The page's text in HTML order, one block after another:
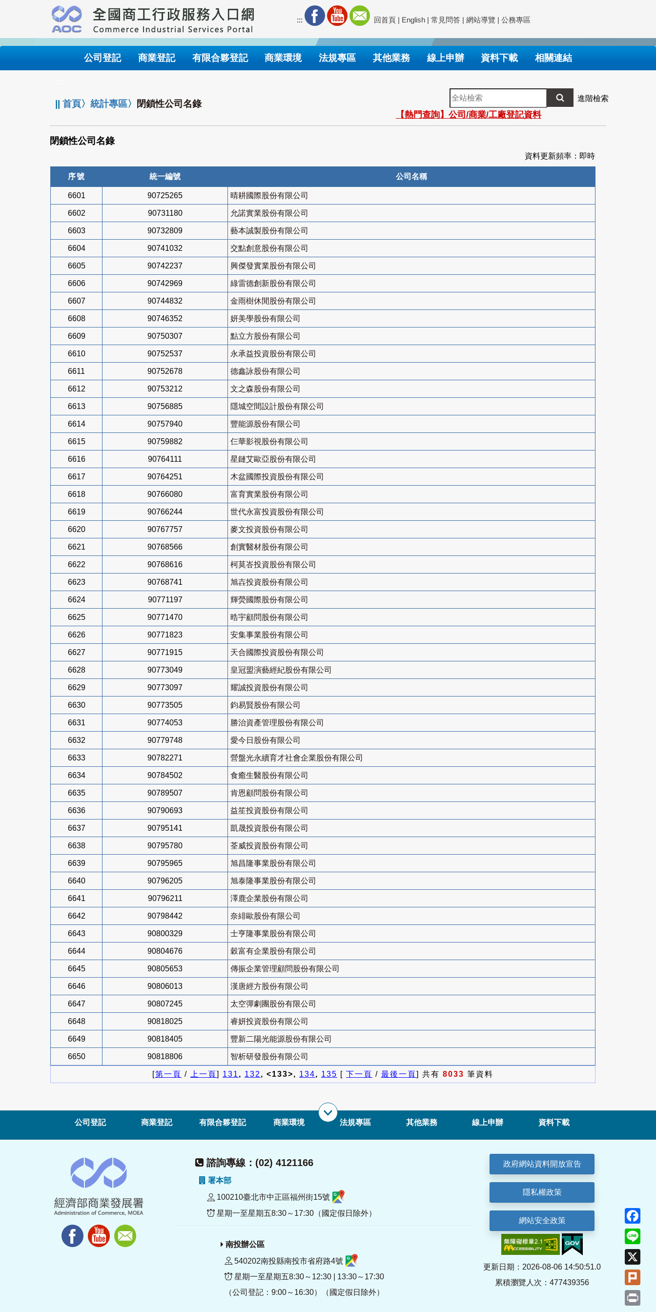
要
內
::: 回首頁 | English | 常見問答 | 網站導覽 | 公務專區
公司登記 商業登記 有限合夥登記 商業環境 法規專區 其他業務 線上申辦 資料下載 相關連結
||首頁〉統計專區〉 閉鎖性公司名錄
全
站
檢
索
進階檢索
【熱門查詢】公司/商業/工廠登記資料
閉鎖性公司名錄
資料更新頻率：即時
序號 統一編號 公司名稱
6601 90725265 晴耕國際股份有限公司
6602 90731180 允諾實業股份有限公司
6603 90732809 藝本誠製股份有限公司
6604 90741032 交點創意股份有限公司
6605 90742237 興傑發實業股份有限公司
6606 90742969 綠雷德創新股份有限公司
6607 90744832 金雨樹休閒股份有限公司
6608 90746352 妍美學股份有限公司
6609 90750307 點立方股份有限公司
6610 90752537 永承益投資股份有限公司
6611 90752678 德鑫詠股份有限公司
6612 90753212 文之森股份有限公司
6613 90756885 隱城空間設計股份有限公司
6614 90757940 豐能源股份有限公司
6615 90759882 仨華影視股份有限公司
6616 90764111 星鏈艾歐亞股份有限公司
6617 90764251 木盆國際投資股份有限公司
6618 90766080 富育實業股份有限公司
6619 90766244 世代永富投資股份有限公司
6620 90767757 麥文投資股份有限公司
6621 90768566 創實醫材股份有限公司
6622 90768616 柯莫峇投資股份有限公司
6623 90768741 旭壵投資股份有限公司
6624 90771197 輝熒國際股份有限公司
6625 90771470 晧宇顧問股份有限公司
6626 90771823 安集事業股份有限公司
6627 90771915 天合國際投資股份有限公司
6628 90773049 皇冠盟演藝經紀股份有限公司
6629 90773097 耀誠投資股份有限公司
6630 90773505 鈞易賢股份有限公司
6631 90774053 勝治資產管理股份有限公司
6632 90779748 愛今日股份有限公司
6633 90782271 營盤光永續育才社會企業股份有限公司
6634 90784502 食癒生醫股份有限公司
6635 90789507 肯恩顧問股份有限公司
6636 90790693 益笙投資股份有限公司
6637 90795141 凱晟投資股份有限公司
6638 90795780 荃威投資股份有限公司
6639 90795965 旭昌隆事業股份有限公司
6640 90796205 旭泰隆事業股份有限公司
6641 90796211 澤鹿企業股份有限公司
6642 90798442 奈緋歐股份有限公司
6643 90800329 士亨隆事業股份有限公司
6644 90804676 穀富有企業股份有限公司
6645 90805653 傳振企業管理顧問股份有限公司
6646 90806013 漢唐經方股份有限公司
6647 90807245 太空彈劇團股份有限公司
6648 90818025 睿妍投資股份有限公司
6649 90818405 豐新二陽光能源股份有限公司
6650 90818806 智析研發股份有限公司
[第一頁 / 上一頁] 131, 132, <133>, 134, 135 [ 下一頁 / 最後一頁] 共有 8033 筆資料
公司登記 商業登記 有限合夥登記 商業環境 法規專區 其他業務 線上申辦 資料下載
諮詢專線：(02) 4121166
署本部
100210臺北市中正區福州街15號
星期一至星期五8:30～17:30（國定假日除外）
南投辦公區
540202南投縣南投市省府路4號
星期一至星期五8:30～12:30 | 13:30～17:30
（公司登記：9:00～16:30）（國定假日除外）
政府網站資料開放宣告
隱私權政策
網站安全政策
更新日期：2026-08-06 14:50:51.0
累積瀏覽人次：477439356